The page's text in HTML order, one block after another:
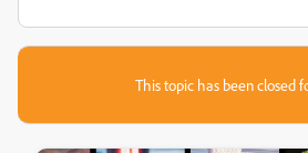
This topic has been closed